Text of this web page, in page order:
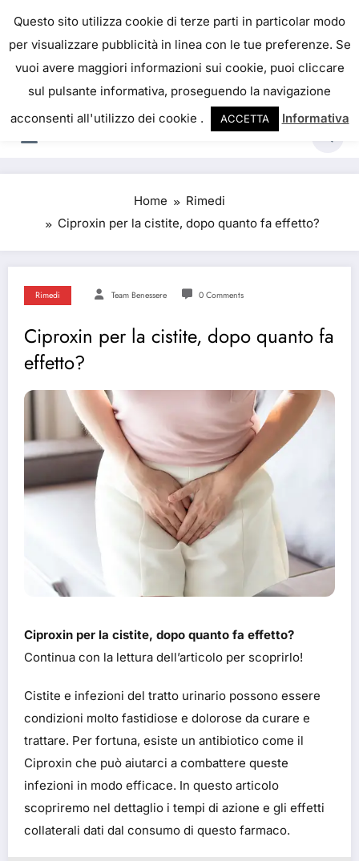
content
IL PORTALE DEL BENESSERE
La salute è come il denaro, non abbiamo mai una
vera idea del suo valore fino a quando la
perdiamo. Josh Billings
Home
Rimedi
Ciproxin per la cistite, dopo quanto fa effetto?
Rimedi Team Benessere 0 Comments
Ciproxin per la cistite, dopo quanto fa
effetto?
Ciproxin per la cistite, dopo quanto fa effetto?
Continua con la lettura dell’articolo per scoprirlo!
Cistite e infezioni del tratto urinario possono essere
condizioni molto fastidiose e dolorose da curare e
trattare. Per fortuna, esiste un antibiotico come il
Ciproxin che può aiutarci a combattere queste
infezioni in modo efficace. In questo articolo
scopriremo nel dettaglio i tempi di azione e gli effetti
collaterali dati dal consumo di questo farmaco.
Questo sito utilizza cookie di terze parti in particolar modo
per visualizzare pubblicità in linea con le tue preferenze. Se
vuoi avere maggiori informazioni sui cookie, puoi cliccare
sul pulsante informativa, proseguendo la navigazione
acconsenti all'utilizzo dei cookie .
ACCETTA Informativa